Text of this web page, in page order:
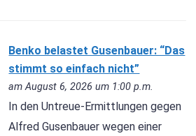
Benko belastet Gusenbauer: “Das
stimmt so einfach nicht”
am August 6, 2026 um 1:00 p.m.
In den Untreue-Ermittlungen gegen
Alfred Gusenbauer wegen einer